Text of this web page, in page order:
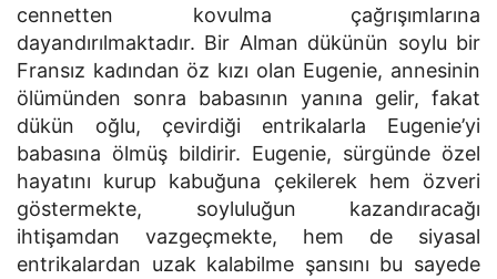
cennetten kovulma çağrışımlarına
dayandırılmaktadır. Bir Alman dükünün soylu bir
Fransız kadından öz kızı olan Eugenie, annesinin
ölümünden sonra babasının yanına gelir, fakat
dükün oğlu, çevirdiği entrikalarla Eugenie’yi
babasına ölmüş bildirir. Eugenie, sürgünde özel
hayatını kurup kabuğuna çekilerek hem özveri
göstermekte, soyluluğun kazandıracağı
ihtişamdan vazgeçmekte, hem de siyasal
entrikalardan uzak kalabilme şansını bu sayede